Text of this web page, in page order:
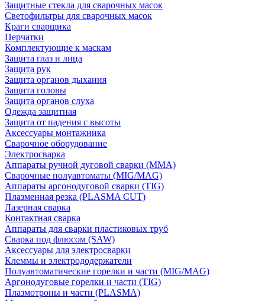
Защитные стекла для сварочных масок
Светофильтры для сварочных масок
Краги сварщика
Перчатки
Комплектующие к маскам
Защита глаз и лица
Защита рук
Защита органов дыхания
Защита головы
Защита органов слуха
Одежда защитная
Защита от падения с высоты
Аксессуары монтажника
Сварочное оборудование
Электросварка
Аппараты ручной дуговой сварки (MMA)
Сварочные полуавтоматы (MIG/MAG)
Аппараты аргонодуговой сварки (TIG)
Плазменная резка (PLASMA CUT)
Лазерная сварка
Контактная сварка
Аппараты для сварки пластиковых труб
Сварка под флюсом (SAW)
Аксессуары для электросварки
Клеммы и электрододержатели
Полуавтоматические горелки и части (MIG/MAG)
Аргонодуговые горелки и части (TIG)
Плазмотроны и части (PLASMA)